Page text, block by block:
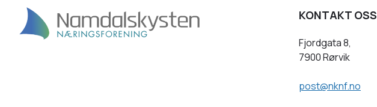
KONTAKT OSS
Fjordgata 8,
7900 Rørvik
post@nknf.no